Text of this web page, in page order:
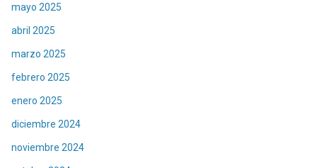
mayo 2025
abril 2025
marzo 2025
febrero 2025
enero 2025
diciembre 2024
noviembre 2024